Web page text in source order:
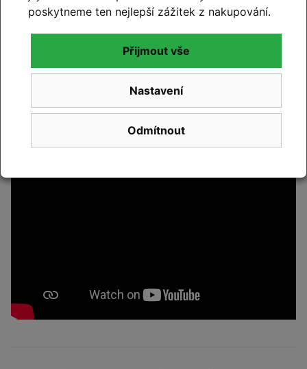
Hmotnost XX,X kg
Maximální
systémová hmotnost
160 kg
125 kg
poskytneme ten nejlepší zážitek z nakupování.
Odmítnout
Nastavení
Přijmout vše